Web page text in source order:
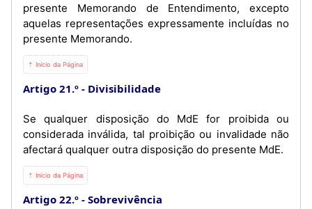
presente Memorando de Entendimento, excepto
aquelas representações expressamente incluídas no
presente Memorando.
⇡ Início da Página
Artigo 21.º Divisibilidade
Se qualquer disposição do MdE for proibida ou
considerada inválida, tal proibição ou invalidade não
afectará qualquer outra disposição do presente MdE.
⇡ Início da Página
Artigo 22.º Sobrevivência